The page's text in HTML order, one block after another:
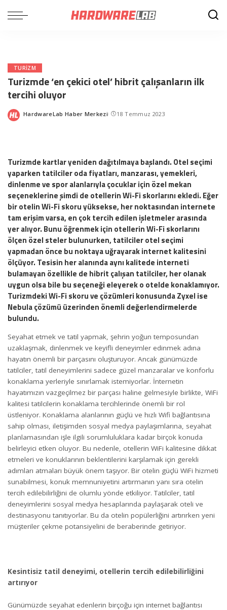
TURIZM
Turizmde ‘en çekici otel’ hibrit çalışanların ilk
tercihi oluyor
Posted
HardwareLab Haber Merkezi 18 Temmuz 2023
Turizmde kartlar yeniden dağıtılmaya başlandı. Otel seçimi
yaparken tatilciler oda fiyatları, manzarası, yemekleri,
dinlenme ve spor alanlarıyla çocuklar için özel mekan
seçeneklerine şimdi de otellerin Wi-Fi skorlarını ekledi. Eğer
bir otelin Wi-Fi skoru yüksekse, her noktasından internete
tam erişim varsa, en çok tercih edilen işletmeler arasında
yer alıyor. Bunu öğrenmek için otellerin Wi-Fi skorlarını
ölçen özel steler bulunurken, tatilciler otel seçimi
yapmadan önce bu noktaya uğrayarak internet kalitesini
ölçüyor. Tesisin her alanında aynı kalitede interneti
bulamayan özellikle de hibrit çalışan tatilciler, her olanak
uygun olsa bile bu seçeneği eleyerek o otelde konaklamıyor.
Turizmdeki Wi-Fi skoru ve çözümleri konusunda Zyxel ise
Nebula çözümü üzerinden önemli değerlendirmelerde
bulundu.
Seyahat etmek ve tatil yapmak, şehrin yoğun temposundan
uzaklaşmak, dinlenmek ve keyifli deneyimler edinmek adına
hayatın önemli bir parçasını oluşturuyor. Ancak günümüzde
tatilciler, tatil deneyimlerini sadece güzel manzaralar ve konforlu
konaklama yerleriyle sınırlamak istemiyorlar. İnternetin
hayatımızın vazgeçilmez bir parçası haline gelmesiyle birlikte, WiFi
kalitesi tatilcilerin konaklama tercihlerinde önemli bir rol
üstleniyor. Konaklama alanlarının güçlü ve hızlı Wifi bağlantısına
sahip olması, iletişimden sosyal medya paylaşımlarına, seyahat
planlamasından işle ilgili sorumluluklara kadar birçok konuda
belirleyici etken oluyor. Bu nedenle, otellerin WiFi kalitesine dikkat
etmeleri ve konuklarının beklentilerini karşılamak için gerekli
adımları atmaları büyük önem taşıyor. Bir otelin güçlü WiFi hizmeti
sunabilmesi, konuk memnuniyetini artırmanın yanı sıra otelin
tercih edilebilirliğini de olumlu yönde etkiliyor. Tatilciler, tatil
deneyimlerini sosyal medya hesaplarında paylaşarak oteli ve
destinasyonu tanıtıyorlar. Bu da otelin popülerliğini artırırken yeni
müşteriler çekme potansiyelini de beraberinde getiriyor.
Kesintisiz tatil deneyimi, otellerin tercih edilebilirliğini
artırıyor
Günümüzde seyahat edenlerin birçoğu için internet bağlantısı